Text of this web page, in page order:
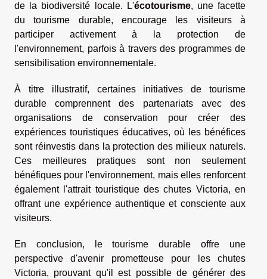
de la biodiversité locale. L'écotourisme, une facette
du tourisme durable, encourage les visiteurs à
participer activement à la protection de
l'environnement, parfois à travers des programmes de
sensibilisation environnementale.
À titre illustratif, certaines initiatives de tourisme
durable comprennent des partenariats avec des
organisations de conservation pour créer des
expériences touristiques éducatives, où les bénéfices
sont réinvestis dans la protection des milieux naturels.
Ces meilleures pratiques sont non seulement
bénéfiques pour l'environnement, mais elles renforcent
également l'attrait touristique des chutes Victoria, en
offrant une expérience authentique et consciente aux
visiteurs.
En conclusion, le tourisme durable offre une
perspective d'avenir prometteuse pour les chutes
Victoria, prouvant qu'il est possible de générer des